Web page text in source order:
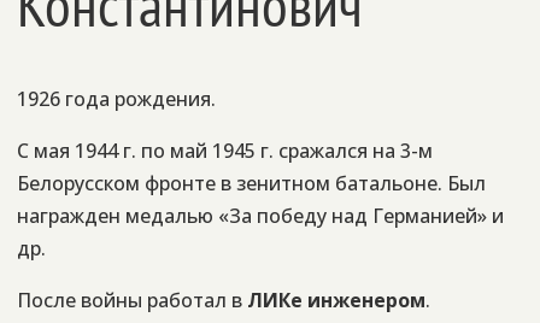
1926 года рождения.
С мая 1944 г. по май 1945 г. сражался на 3-м
Белорусском фронте в зенитном батальоне. Был
награжден медалью «За победу над Германией» и
др.
После войны работал в ЛИКе инженером.